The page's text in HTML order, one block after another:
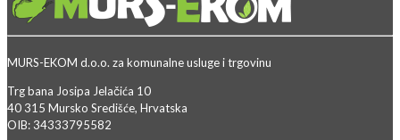
MURS-EKOM d.o.o. za komunalne usluge i trgovinu
Trg bana Josipa Jelačića 10
40 315 Mursko Središće, Hrvatska
OIB: 34333795582